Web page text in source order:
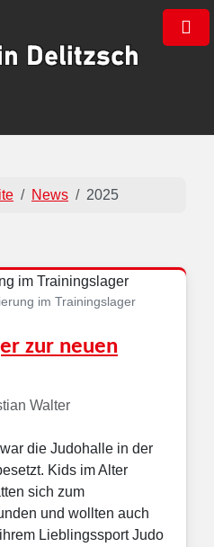
×
News 2025
im Trainingslager
zur neuen
Walter
die Judohalle in der
Kids im Alter
sich zum
und wollten auch
Lieblingssport Judo